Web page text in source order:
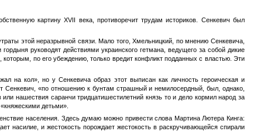
картину XVII века, противоречит трудам историков. Сенкевич был
этой неразрывной связи. Мало того, Хмельницкий, по мнению Сенкевича,
руководят действиями украинского гетмана, ведущего за собой дикие
по его убеждению, только вредит конфликт подданных с властью. Эти
на кол», но у Сенкевича образ этот выписан как личность героическая и
Сенкевич, «по отношению к бунтам страшный и немилосердный, был, однако,
нашествия саранчи тридцатишестилетний князь то и дело кормил народ за
детьми».
населения. Здесь думаю можно привести слова Мартина Лютера Кинга:
насилие, и жестокость порождает жестокость в раскручивающейся спирали